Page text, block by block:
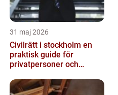
31 maj 2026
Civilrätt i stockholm en
praktisk guide för
privatpersoner och